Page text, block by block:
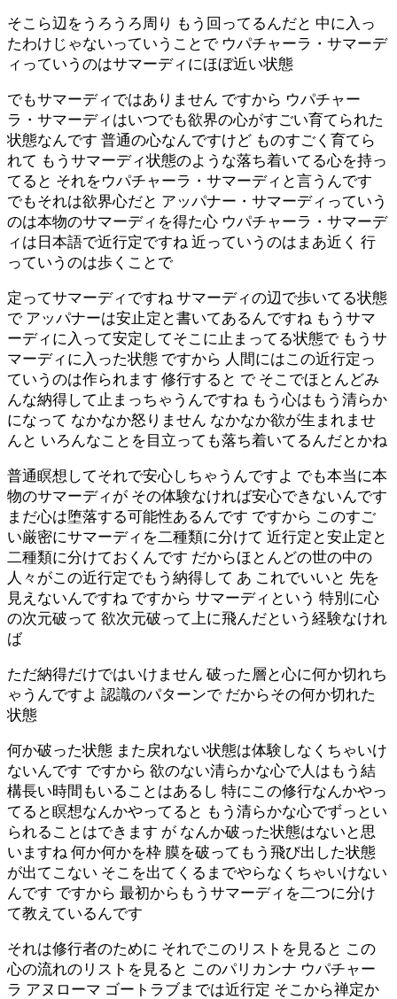
そこら辺をうろうろ周り もう回ってるんだと 中に入っ
たわけじゃないっていうことで ウパチャーラ・サマーデ
ィっていうのはサマーディにほぼ近い状態
でもサマーディではありません ですから ウパチャー
ラ・サマーディはいつでも欲界の心がすごい育てられた
状態なんです 普通の心なんですけど ものすごく育てら
れて もうサマーディ状態のような落ち着いてる心を持っ
てると それをウパチャーラ・サマーディと言うんです
でもそれは欲界心だと アッパナー・サマーディっていう
のは本物のサマーディを得た心 ウパチャーラ・サマーデ
ィは日本語で近行定ですね 近っていうのはまあ近く 行
っていうのは歩くことで
定ってサマーディですね サマーディの辺で歩いてる状態
で アッパナーは安止定と書いてあるんですね もうサマ
ーディに入って安定してそこに止まってる状態で もうサ
マーディに入った状態 ですから 人間にはこの近行定っ
ていうのは作られます 修行すると で そこでほとんどみ
んな納得して止まっちゃうんですね もう心はもう清らか
になって なかなか怒りません なかなか欲が生まれませ
んと いろんなことを目立っても落ち着いてるんだとかね
普通瞑想してそれで安心しちゃうんですよ でも本当に本
物のサマーディが その体験なければ安心できないんです
まだ心は堕落する可能性あるんです ですから このすご
い厳密にサマーディを二種類に分けて 近行定と安止定と
二種類に分けておくんです だからほとんどの世の中の
人々がこの近行定でもう納得して あ これでいいと 先を
見えないんですね ですから サマーディという 特別に心
の次元破って 欲次元破って上に飛んだという経験なけれ
ば
ただ納得だけではいけません 破った層と心に何か切れち
ゃうんですよ 認識のパターンで だからその何か切れた
状態
何か破った状態 また戻れない状態は体験しなくちゃいけ
ないんです ですから 欲のない清らかな心で人はもう結
構長い時間もいることはあるし 特にこの修行なんかやっ
てると瞑想なんかやってると もう清らかな心でずっとい
られることはできます が なんか破った状態はないと思
いますね 何か何かを枠 膜を破ってもう飛び出した状態
が出てこない そこを出てくるまでやらなくちゃいけない
んです ですから 最初からもうサマーディを二つに分け
て教えているんです
それは修行者のために それでこのリストを見ると この
心の流れのリストを見ると このパリカンナ ウパチャー
ラ アヌローマ ゴートラブまでは近行定 そこから禅定か